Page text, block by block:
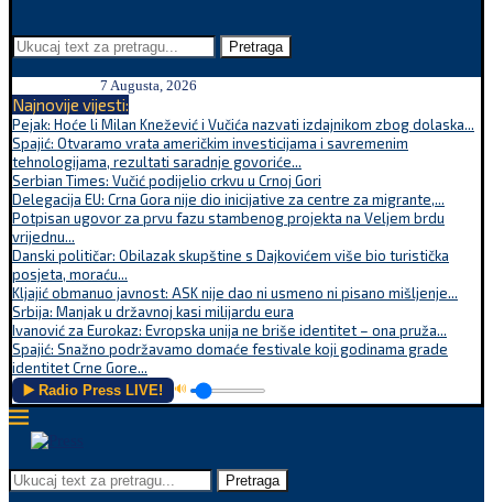
Pretraga
7 Augusta, 2026
Najnovije vijesti:
Pejak: Hoće li Milan Knežević i Vučića nazvati izdajnikom zbog dolaska...
Spajić: Otvaramo vrata američkim investicijama i savremenim
tehnologijama, rezultati saradnje govoriće...
Serbian Times: Vučić podijelio crkvu u Crnoj Gori
Delegacija EU: Crna Gora nije dio inicijative za centre za migrante,...
Potpisan ugovor za prvu fazu stambenog projekta na Veljem brdu
vrijednu...
Danski političar: Obilazak skupštine s Dajkovićem više bio turistička
posjeta, moraću...
Kljajić obmanuo javnost: ASK nije dao ni usmeno ni pisano mišljenje...
Srbija: Manjak u državnoj kasi milijardu eura
Ivanović za Eurokaz: Evropska unija ne briše identitet – ona pruža...
Spajić: Snažno podržavamo domaće festivale koji godinama grade
identitet Crne Gore...
▶️ Radio Press LIVE! 🔊
Pretraga